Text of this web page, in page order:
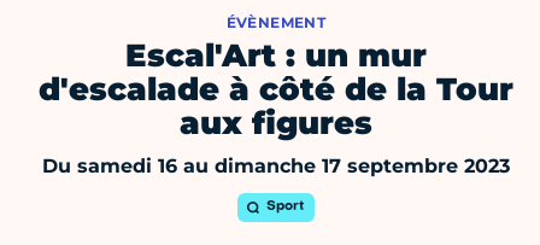
ÉVÈNEMENT
Escal'Art : un mur
d'escalade à côté de la Tour
aux figures
Du samedi 16 au dimanche 17 septembre 2023
Sport